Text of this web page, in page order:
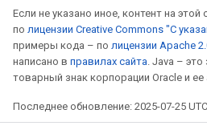
Если не указано иное, контент на
по лицензии Creative Commons "С
примеры кода – по лицензии Apache
написано в правилах сайта . Java –
товарный знак корпорации Oracle и
Последнее обновление: 2025-07-25 UTC.